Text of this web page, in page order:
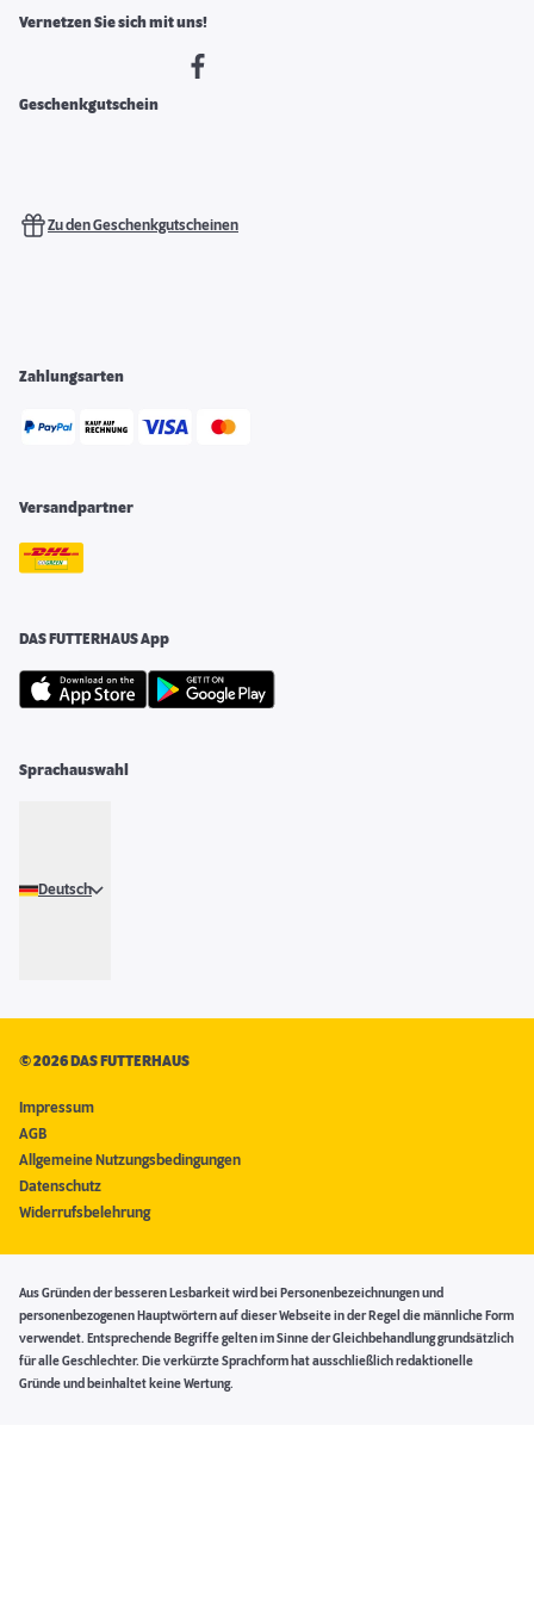
Vernetzen Sie sich mit uns!
Geschenkgutschein
Zu den Geschenkgutscheinen
Zahlungsarten
Versandpartner
DAS FUTTERHAUS App
Sprachauswahl
Deutsch
©2026 DAS FUTTERHAUS
Impressum
AGB
Allgemeine Nutzungsbedingungen
Datenschutz
Widerrufsbelehrung
Aus Gründen der besseren Lesbarkeit wird bei Personenbezeichnungen und
personenbezogenen Hauptwörtern auf dieser Webseite in der Regel die männliche Form
verwendet. Entsprechende Begriffe gelten im Sinne der Gleichbehandlung grundsätzlich
für alle Geschlechter. Die verkürzte Sprachform hat ausschließlich redaktionelle
Gründe und beinhaltet keine Wertung.